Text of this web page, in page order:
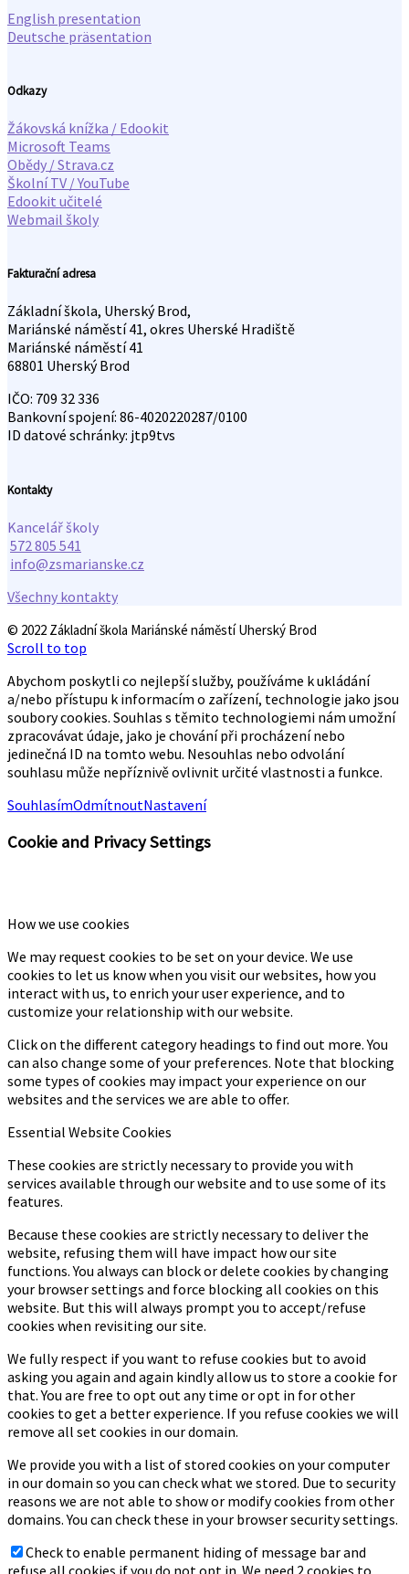
English presentation
Deutsche präsentation
Odkazy
Žákovská knížka / Edookit
Microsoft Teams
Obědy / Strava.cz
Školní TV / YouTube
Edookit učitelé
Webmail školy
Fakturační adresa
Základní škola, Uherský Brod,
Mariánské náměstí 41, okres Uherské Hradiště
Mariánské náměstí 41
68801 Uherský Brod
IČO: 709 32 336
Bankovní spojení: 86-4020220287/0100
ID datové schránky: jtp9tvs
Kontakty
Kancelář školy
572 805 541
info@zsmarianske.cz
Všechny kontakty
© 2022 Základní škola Mariánské náměstí Uherský Brod
Scroll to top
Abychom poskytli co nejlepší služby, používáme k ukládání
a/nebo přístupu k informacím o zařízení, technologie jako jsou
soubory cookies. Souhlas s těmito technologiemi nám umožní
zpracovávat údaje, jako je chování při procházení nebo
jedinečná ID na tomto webu. Nesouhlas nebo odvolání
souhlasu může nepříznivě ovlivnit určité vlastnosti a funkce.
SouhlasímOdmítnoutNastavení
Cookie and Privacy Settings
How we use cookies
We may request cookies to be set on your device. We use
cookies to let us know when you visit our websites, how you
interact with us, to enrich your user experience, and to
customize your relationship with our website.
Click on the different category headings to find out more. You
can also change some of your preferences. Note that blocking
some types of cookies may impact your experience on our
websites and the services we are able to offer.
Essential Website Cookies
These cookies are strictly necessary to provide you with
services available through our website and to use some of its
features.
Because these cookies are strictly necessary to deliver the
website, refusing them will have impact how our site
functions. You always can block or delete cookies by changing
your browser settings and force blocking all cookies on this
website. But this will always prompt you to accept/refuse
cookies when revisiting our site.
We fully respect if you want to refuse cookies but to avoid
asking you again and again kindly allow us to store a cookie for
that. You are free to opt out any time or opt in for other
cookies to get a better experience. If you refuse cookies we will
remove all set cookies in our domain.
We provide you with a list of stored cookies on your computer
in our domain so you can check what we stored. Due to security
reasons we are not able to show or modify cookies from other
domains. You can check these in your browser security settings.
Check to enable permanent hiding of message bar and